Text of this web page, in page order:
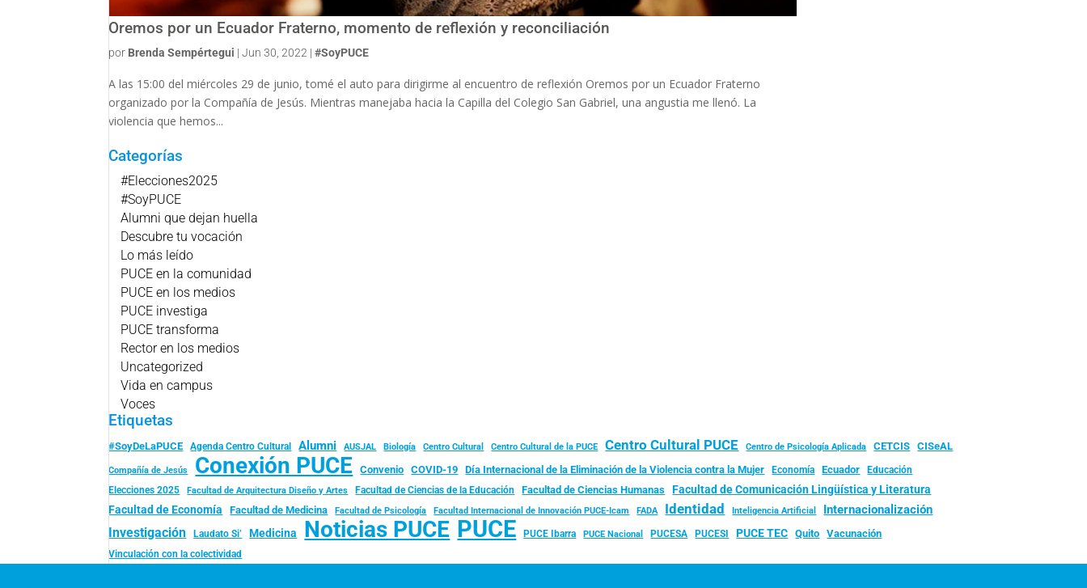
Oremos por un Ecuador Fraterno, momento de reflexión y reconciliación
por Brenda Sempértegui |Jun 30, 2022 |#SoyPUCE
A las 15:00 del miércoles 29 de junio, tomé el auto para dirigirme al encuentro de reflexión Oremos por un Ecuador Fraterno
organizado por la Compañía de Jesús. Mientras manejaba hacia la Capilla del Colegio San Gabriel, una angustia me llenó. La
violencia que hemos...
Categorías
#Elecciones2025
#SoyPUCE
Alumni que dejan huella
Descubre tu vocación
Lo más leído
PUCE en la comunidad
PUCE en los medios
PUCE investiga
PUCE transforma
Rector en los medios
Uncategorized
Vida en campus
Voces
Etiquetas
#SoyDeLaPUCE Agenda Centro Cultural Alumni AUSJAL Biología Centro Cultural Centro Cultural de la PUCE Centro Cultural PUCE Centro de Psicología Aplicada CETCIS CISeAL
Compañía de Jesús Conexión PUCE Convenio COVID-19 Día Internacional de la Eliminación de la Violencia contra la Mujer Economía Ecuador
Educación
Elecciones 2025
Facultad de Arquitectura Diseño y Artes Facultad de Ciencias de la Educación Facultad de Ciencias Humanas Facultad de Comunicación Lingüística y Literatura
Facultad de Economía Facultad de Medicina Facultad de Psicología Facultad Internacional de Innovación PUCE-Icam FADA Identidad Inteligencia Artificial Internacionalización
Investigación Laudato Si’ Medicina Noticias PUCE PUCE PUCE Ibarra PUCE Nacional PUCESA PUCESI PUCE TEC Quito Vacunación
Vinculación con la colectividad